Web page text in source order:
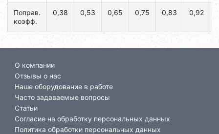
Поправ.
коэфф.
0,38 0,53 0,65 0,75 0,83 0,92
О компании
Отзывы о нас
Наше оборудование в работе
Часто задаваемые вопросы
Статьи
Согласие на обработку персональных данных
Политика обработки персональных данных